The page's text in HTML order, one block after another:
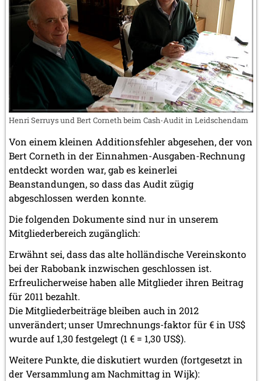
Henri Serruys und Bert Corneth beim Cash-Audit in Leidschendam
Von einem kleinen Additionsfehler abgesehen, der von
Bert Corneth in der Einnahmen-Ausgaben-Rechnung
entdeckt worden war, gab es keinerlei
Beanstandungen, so dass das Audit zügig
abgeschlossen werden konnte.
Die folgenden Dokumente sind nur in unserem
Mitgliederbereich zugänglich:
Erwähnt sei, dass das alte holländische Vereinskonto
bei der Rabobank inzwischen geschlossen ist.
Erfreulicherweise haben alle Mitglieder ihren Beitrag
für 2011 bezahlt.
Die Mitgliederbeiträge bleiben auch in 2012
unverändert; unser Umrechnungs-faktor für € in US$
wurde auf 1,30 festgelegt (1 € = 1,30 US$).
Weitere Punkte, die diskutiert wurden (fortgesetzt in
der Versammlung am Nachmittag in Wijk):